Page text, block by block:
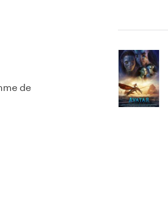
de